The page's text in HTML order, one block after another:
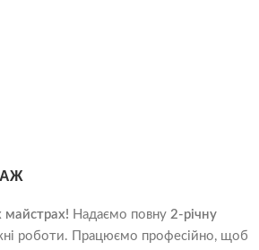
майстрах! Надаємо повну 2-річну
роботи. Працюємо професійно, щоб